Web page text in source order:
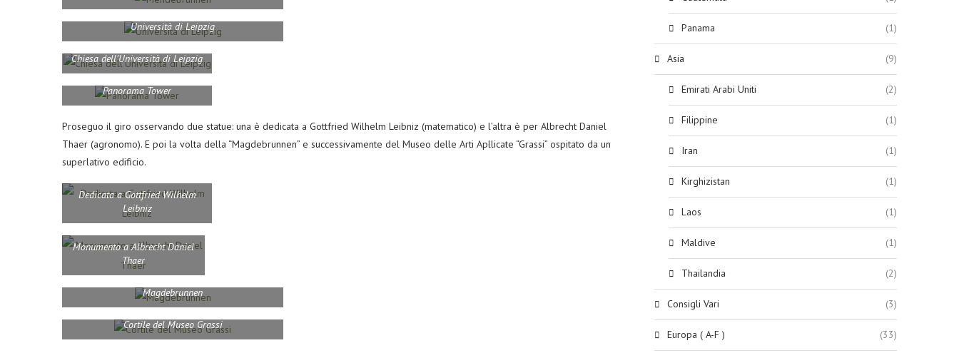
Università di Leipzig
Chiesa dell’Università di Leipzig
Panorama Tower
Proseguo il giro osservando due statue: una è dedicata a Gottfried Wilhelm Leibniz (matematico) e l’altra è per Albrecht Daniel
Thaer (agronomo). E poi la volta della “Magdebrunnen” e successivamente del Museo delle Arti Apllicate “Grassi” ospitato da un
superlativo edificio.
Dedicata a Gottfried Wilhelm
Leibniz
Monumento a Albrecht Daniel
Thaer
Magdebrunnen
Cortile del Museo Grassi
Panama (1)
Asia (9)
Emirati Arabi Uniti (2)
Filippine (1)
Iran (1)
Kirghizistan (1)
Laos (1)
Maldive (1)
Thailandia (2)
Consigli Vari (3)
Europa ( A-F ) (33)